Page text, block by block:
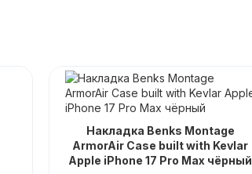
Накладка Benks Montage
ArmorAir Case built with Kevlar
Apple iPhone 17 Pro Max чёрный